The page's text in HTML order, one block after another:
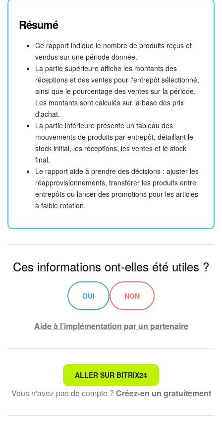
Résumé
Ce rapport indique le nombre de produits reçus et
vendus sur une période donnée.
La partie supérieure affiche les montants des
réceptions et des ventes pour l'entrepôt sélectionné,
ainsi que le pourcentage des ventes sur la période.
Les montants sont calculés sur la base des prix
d'achat.
La partie inférieure présente un tableau des
mouvements de produits par entrepôt, détaillant le
stock initial, les réceptions, les ventes et le stock
final.
Le rapport aide à prendre des décisions : ajuster les
réapprovisionnements, transférer les produits entre
entrepôts ou lancer des promotions pour les articles
à faible rotation.
Ces informations ont-elles été utiles ?
OUI NON
Aide à l’implémentation par un partenaire
Ce n'est pas ce que je recherche
Texte compliqué et incompréhensible
Les informations sont obsolètes
ALLER SUR BITRIX24
Vous n'avez pas de compte ? Créez-en un gratuitement